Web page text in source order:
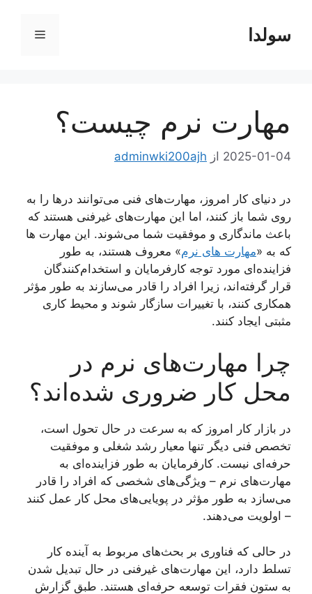
محتواسولدا فهرست
مهارت نرم چیست؟
2025-01-04 از adminwki200ajh
در دنیای کار امروز، مهارت‌های فنی می‌توانند درها را به
روی شما باز کنند، اما این مهارت‌های غیرفنی هستند که
باعث ماندگاری و موفقیت شما می‌شوند. این مهارت ها
که به «مهارت های نرم» معروف هستند، به طور
فزاینده‌ای مورد توجه کارفرمایان و استخدام‌کنندگان
قرار گرفته‌اند، زیرا افراد را قادر می‌سازند به طور مؤثر
همکاری کنند، با تغییرات سازگار شوند و محیط کاری
مثبتی ایجاد کنند.
چرا مهارت‌های نرم در
محل کار ضروری شده‌اند؟
در بازار کار امروز که به سرعت در حال تحول است،
تخصص فنی دیگر تنها معیار رشد شغلی و موفقیت
حرفه‌ای نیست. کارفرمایان به طور فزاینده‌ای به
مهارت‌های نرم – ویژگی‌های شخصی که افراد را قادر
می‌سازد به طور مؤثر در پویایی‌های محل کار عمل کنند
– اولویت می‌دهند.
در حالی که فناوری بر بحث‌های مربوط به آینده کار
تسلط دارد، این مهارت‌های غیرفنی در حال تبدیل شدن
به ستون فقرات توسعه حرفه‌ای هستند. طبق گزارش